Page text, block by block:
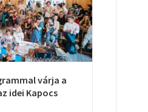
várja a
idei Kapocs